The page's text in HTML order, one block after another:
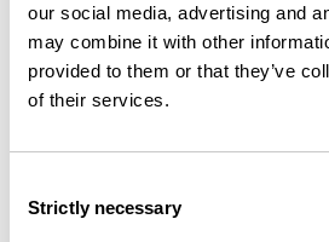
our social media, advertising and
may combine it with other
provided to them or that they’ve
of their services.
Selection
Strictly necessary